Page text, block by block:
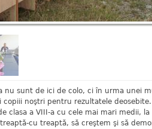
nu sunt de ici de colo, ci în urma unei
noştri pentru rezultatele
clasa a VIII-a cu cele mai mari medii,
cu treaptă, să creştem şi să